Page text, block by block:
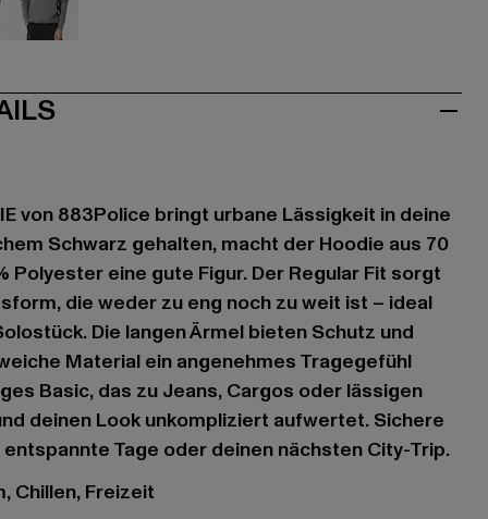
von 883Police bringt urbane Lässigkeit in deine
Schwarz gehalten, macht der Hoodie aus 70
Polyester eine gute Figur. Der Regular Fit sorgt
die weder zu eng noch zu weit ist – ideal
Die langen Ärmel bieten Schutz und
Material ein angenehmes Tragegefühl
Basic, das zu Jeans, Cargos oder lässigen
deinen Look unkompliziert aufwertet. Sichere
entspannte Tage oder deinen nächsten City-Trip.
Chillen, Freizeit